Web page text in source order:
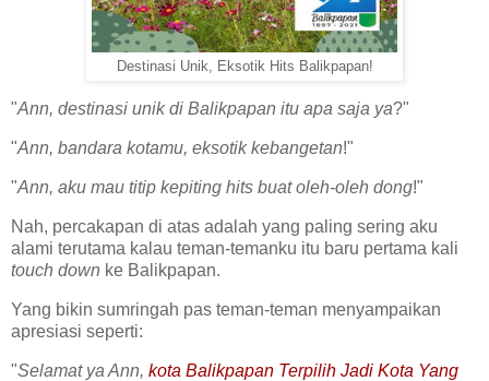
Destinasi Unik, Eksotik Hits Balikpapan!
"Ann, destinasi unik di Balikpapan itu apa saja ya?"
"Ann, bandara kotamu, eksotik kebangetan!"
"Ann, aku mau titip kepiting hits buat oleh-oleh dong!"
Nah, percakapan di atas adalah yang paling sering aku
alami terutama kalau teman-temanku itu baru pertama kali
touch down ke Balikpapan.
Yang bikin sumringah pas teman-teman menyampaikan
apresiasi seperti:
"Selamat ya Ann, kota Balikpapan Terpilih Jadi Kota Yang